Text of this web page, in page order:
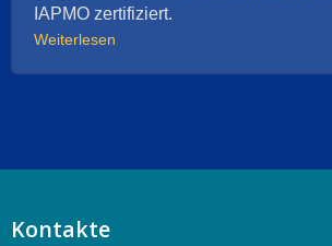
IAPMO zertifiziert.
Weiterlesen
Kontakte